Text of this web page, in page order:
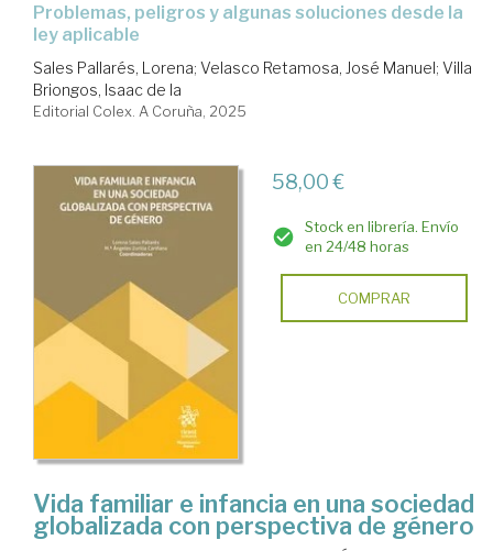
problemas, peligros y algunas soluciones desde la
ley aplicable
Sales Pallarés, Lorena; Velasco Retamosa, José Manuel; Villa
Briongos, Isaac de la
Editorial Colex. A Coruña, 2025
58,00 €
Stock en librería. Envío
en 24/48 horas
COMPRAR
Vida familiar e infancia en una sociedad
globalizada con perspectiva de género